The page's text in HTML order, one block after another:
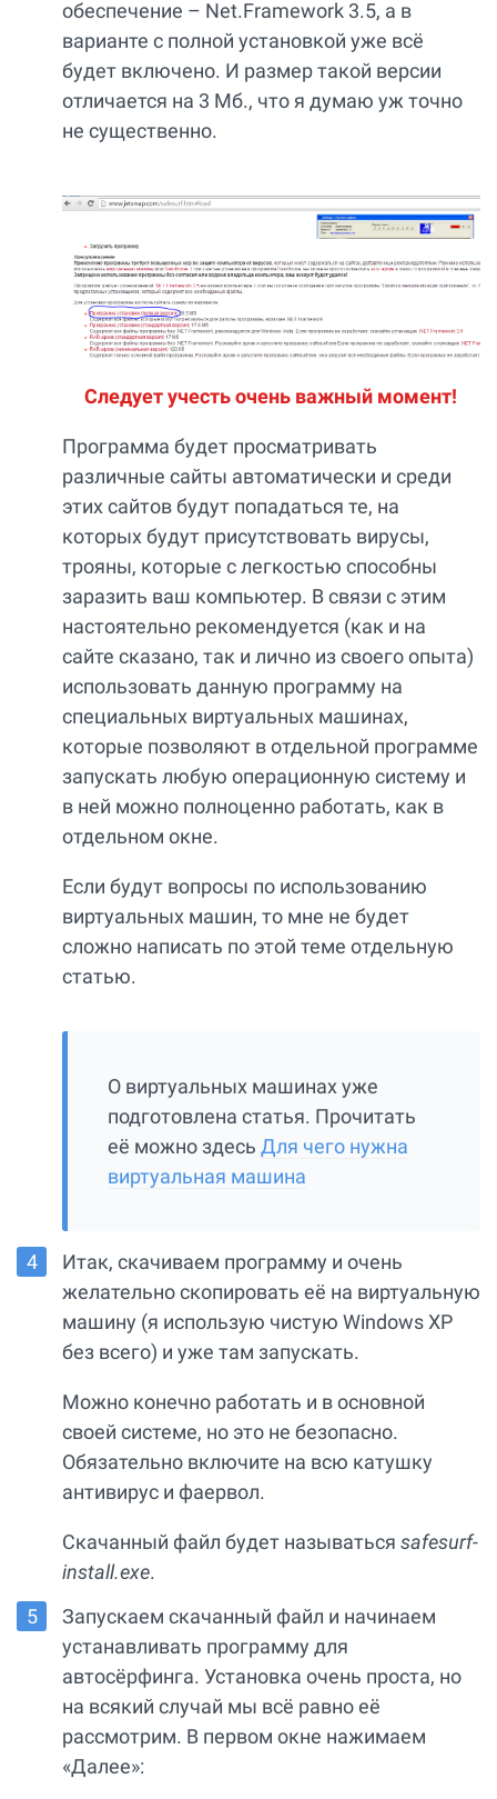
обеспечение – Net.Framework 3.5, а в
варианте с полной установкой уже всё
будет включено. И размер такой версии
отличается на 3 Мб., что я думаю уж точно
не существенно.
Следует учесть очень важный момент!
Программа будет просматривать
различные сайты автоматически и среди
этих сайтов будут попадаться те, на
которых будут присутствовать вирусы,
трояны, которые с легкостью способны
заразить ваш компьютер. В связи с этим
настоятельно рекомендуется (как и на
сайте сказано, так и лично из своего опыта)
использовать данную программу на
специальных виртуальных машинах,
которые позволяют в отдельной программе
запускать любую операционную систему и
в ней можно полноценно работать, как в
отдельном окне.
Если будут вопросы по использованию
виртуальных машин, то мне не будет
сложно написать по этой теме отдельную
статью.
О виртуальных машинах уже
подготовлена статья. Прочитать
её можно здесь Для чего нужна
виртуальная машина
Итак, скачиваем программу и очень
желательно скопировать её на виртуальную
машину (я использую чистую Windows XP
без всего) и уже там запускать.
Можно конечно работать и в основной
своей системе, но это не безопасно.
Обязательно включите на всю катушку
антивирус и фаервол.
Скачанный файл будет называться safesurf-
install.exe.
Запускаем скачанный файл и начинаем
устанавливать программу для
автосёрфинга. Установка очень проста, но
на всякий случай мы всё равно её
рассмотрим. В первом окне нажимаем
«Далее»: